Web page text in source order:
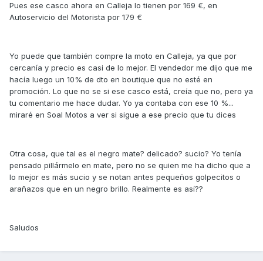
Pues ese casco ahora en Calleja lo tienen por 169 €, en
Autoservicio del Motorista por 179 €
Yo puede que también compre la moto en Calleja, ya que por
cercanía y precio es casi de lo mejor. El vendedor me dijo que me
hacía luego un 10% de dto en boutique que no esté en
promoción. Lo que no se si ese casco está, creía que no, pero ya
tu comentario me hace dudar. Yo ya contaba con ese 10 %...
miraré en Soal Motos a ver si sigue a ese precio que tu dices
Otra cosa, que tal es el negro mate? delicado? sucio? Yo tenía
pensado pillármelo en mate, pero no se quien me ha dicho que a
lo mejor es más sucio y se notan antes pequeños golpecitos o
arañazos que en un negro brillo. Realmente es así??
Saludos